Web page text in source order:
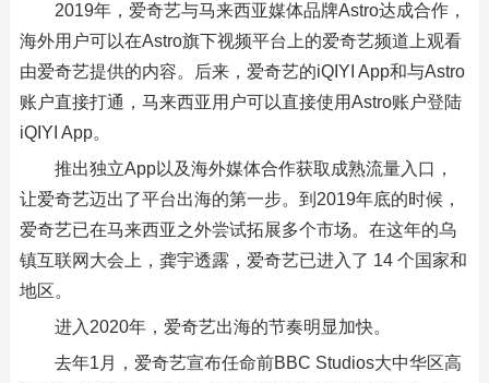
2019年，爱奇艺与马来西亚媒体品牌Astro达成合作，
海外用户可以在Astro旗下视频平台上的爱奇艺频道上观看
由爱奇艺提供的内容。后来，爱奇艺的iQIYI App和与Astro
账户直接打通，马来西亚用户可以直接使用Astro账户登陆
iQIYI App。
推出独立App以及海外媒体合作获取成熟流量入口，
让爱奇艺迈出了平台出海的第一步。到2019年底的时候，
爱奇艺已在马来西亚之外尝试拓展多个市场。在这年的乌
镇互联网大会上，龚宇透露，爱奇艺已进入了 14 个国家和
地区。
进入2020年，爱奇艺出海的节奏明显加快。
去年1月，爱奇艺宣布任命前BBC Studios大中华区高